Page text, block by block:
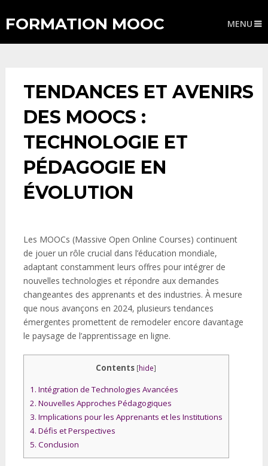
FORMATION MOOC MENU
TENDANCES ET AVENIRS
DES MOOCS :
TECHNOLOGIE ET
PÉDAGOGIE EN
ÉVOLUTION
Les MOOCs (Massive Open Online Courses) continuent
de jouer un rôle crucial dans l’éducation mondiale,
adaptant constamment leurs offres pour intégrer de
nouvelles technologies et répondre aux demandes
changeantes des apprenants et des industries. À mesure
que nous avançons en 2024, plusieurs tendances
émergentes promettent de remodeler encore davantage
le paysage de l’apprentissage en ligne.
Contents [hide]
1. Intégration de Technologies Avancées
2. Nouvelles Approches Pédagogiques
3. Implications pour les Apprenants et les Institutions
4. Défis et Perspectives
5. Conclusion